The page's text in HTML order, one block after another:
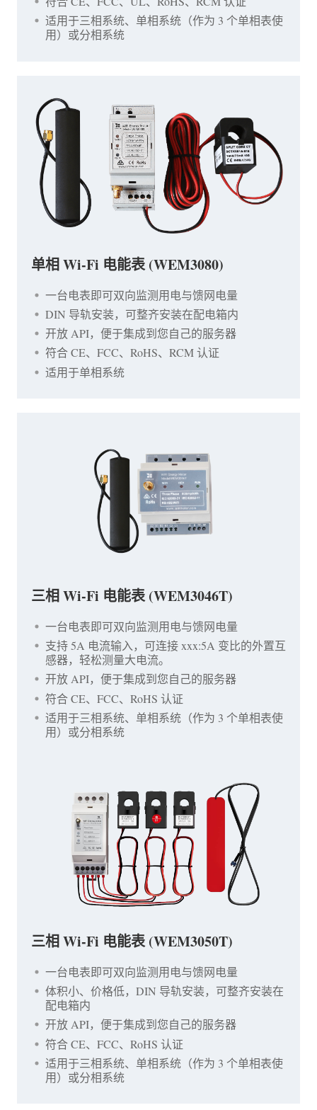
适用于三相系统、单相系统（作为 3 个单相表使
用）或分相系统
单相 Wi-Fi 电能表 (WEM3080)
一台电表即可双向监测用电与馈网电量
DIN 导轨安装，可整齐安装在配电箱内
开放 API，便于集成到您自己的服务器
符合 CE、FCC、RoHS、RCM 认证
适用于单相系统
三相 Wi-Fi 电能表 (WEM3046T)
一台电表即可双向监测用电与馈网电量
支持 5A 电流输入，可连接 xxx:5A 变比的外置互
感器，轻松测量大电流。
开放 API，便于集成到您自己的服务器
符合 CE、FCC、RoHS 认证
适用于三相系统、单相系统（作为 3 个单相表使
用）或分相系统
三相 Wi-Fi 电能表 (WEM3050T)
一台电表即可双向监测用电与馈网电量
体积小、价格低，DIN 导轨安装，可整齐安装在
配电箱内
开放 API，便于集成到您自己的服务器
符合 CE、FCC、RoHS 认证
适用于三相系统、单相系统（作为 3 个单相表使
用）或分相系统